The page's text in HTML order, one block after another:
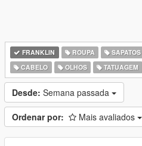
FRANKLIN ROUPA SAPATOS
CABELO
OLHOS TATUAGEM
Desde: Semana passada
Ordenar por: Mais avaliados